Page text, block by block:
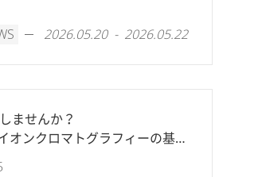
2026.05.20 - 2026.05.22
ませんか？
オンクロマトグラフィーの基礎